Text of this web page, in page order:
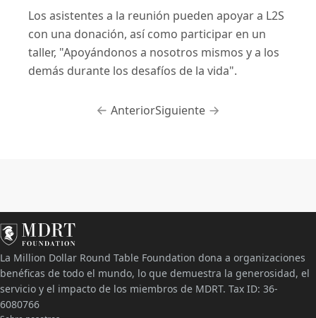
Los asistentes a la reunión pueden apoyar a L2S
con una donación, así como participar en un
taller, "Apoyándonos a nosotros mismos y a los
demás durante los desafíos de la vida".
AnteriorSiguiente
La Million Dollar Round Table Foundation dona a organizaciones
benéficas de todo el mundo, lo que demuestra la generosidad, el
servicio y el impacto de los miembros de MDRT. Tax ID: 36-
6080766